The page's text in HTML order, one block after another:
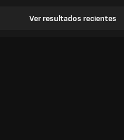
Ver resultados recientes